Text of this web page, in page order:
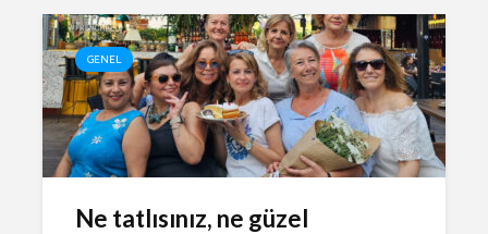
GENEL
Ne tatlısınız, ne güzel